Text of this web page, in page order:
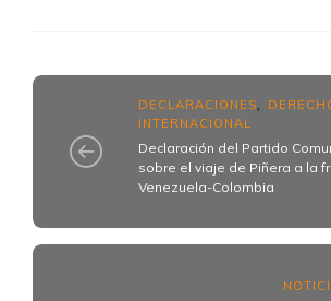
DECLARACIONES
INTERNACIONAL
Declaración del Partido
sobre el viaje de Piñera a la
Venezuela-Colombia